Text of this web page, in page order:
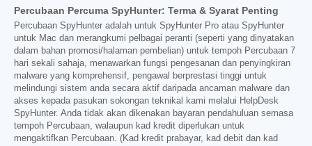
Percubaan Percuma SpyHunter: Terma & Syarat Penting
Percubaan SpyHunter adalah untuk SpyHunter Pro atau SpyHunter
untuk Mac dan merangkumi pelbagai peranti (seperti yang dinyatakan
dalam bahan promosi/halaman pembelian) untuk tempoh Percubaan 7
hari sekali sahaja, menawarkan fungsi pengesanan dan penyingkiran
malware yang komprehensif, pengawal berprestasi tinggi untuk
melindungi sistem anda secara aktif daripada ancaman malware dan
akses kepada pasukan sokongan teknikal kami melalui HelpDesk
SpyHunter. Anda tidak akan dikenakan bayaran pendahuluan semasa
tempoh Percubaan, walaupun kad kredit diperlukan untuk
mengaktifkan Percubaan. (Kad kredit prabayar, kad debit dan kad